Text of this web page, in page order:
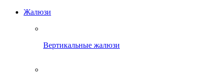
Жалюзи
Вертикальные жалюзи